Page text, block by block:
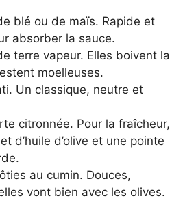
blé ou de maïs. Rapide et
absorber la sauce.
terre vapeur. Elles boivent la
moelleuses.
Un classique, neutre et
citronnée. Pour la fraîcheur,
d’huile d’olive et une pointe
au cumin. Douces,
vont bien avec les olives.